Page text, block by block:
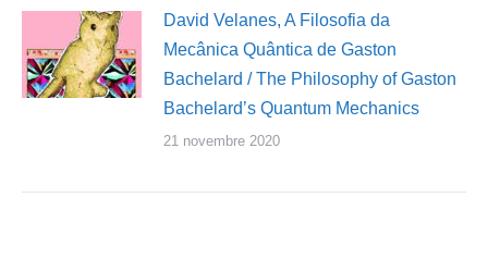
David Velanes, A Filosofia da
Mecânica Quântica de Gaston
Bachelard / The Philosophy of Gaston
Bachelard’s Quantum Mechanics
21 novembre 2020